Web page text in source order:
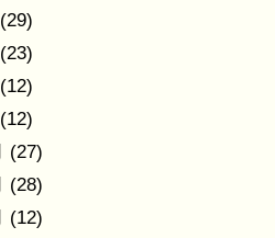
(29)
(23)
(12)
(12)
(27)
(28)
(12)